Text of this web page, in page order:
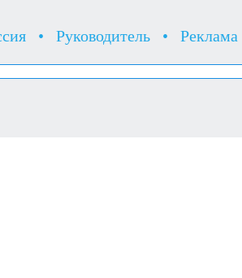
• Руководитель • Реклама